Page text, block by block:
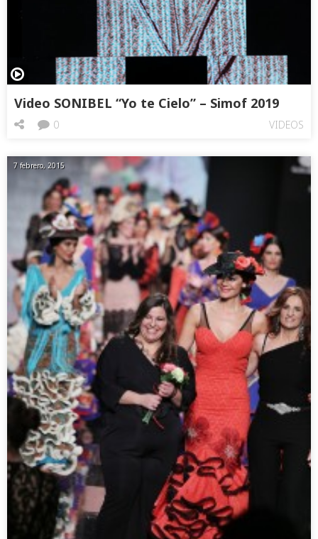
Video SONIBEL “Yo te Cielo” – Simof 2019
VIDEOS
0
7 febrero, 2015